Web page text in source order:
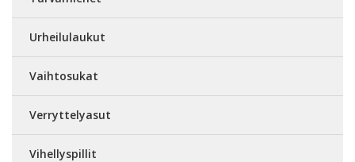
Urheilulaukut
Vaihtosukat
Verryttelyasut
Vihellyspillit